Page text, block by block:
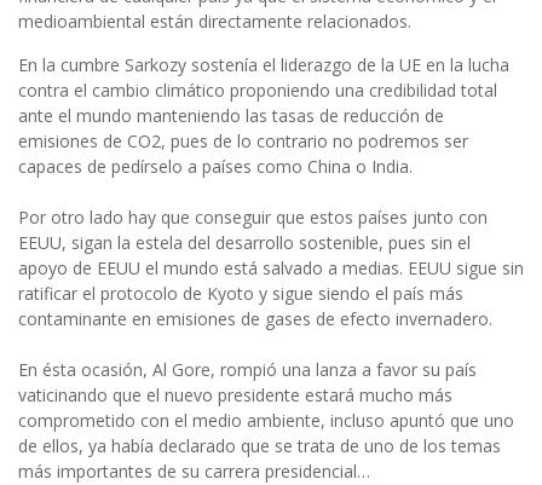
medioambiental están directamente relacionados.
En la cumbre Sarkozy sostenía el liderazgo de la UE en la lucha
contra el cambio climático proponiendo una credibilidad total
ante el mundo manteniendo las tasas de reducción de
emisiones de CO2, pues de lo contrario no podremos ser
capaces de pedírselo a países como China o India.
Por otro lado hay que conseguir que estos países junto con
EEUU, sigan la estela del desarrollo sostenible, pues sin el
apoyo de EEUU el mundo está salvado a medias. EEUU sigue sin
ratificar el protocolo de Kyoto y sigue siendo el país más
contaminante en emisiones de gases de efecto invernadero.
En ésta ocasión, Al Gore, rompió una lanza a favor su país
vaticinando que el nuevo presidente estará mucho más
comprometido con el medio ambiente, incluso apuntó que uno
de ellos, ya había declarado que se trata de uno de los temas
más importantes de su carrera presidencial…